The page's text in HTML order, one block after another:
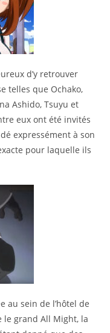
d’y retrouver
telles que Ochako,
Ashido, Tsuyu et
eux ont été invités
expressément à son
pour laquelle ils
au sein de l’hôtel de
le grand All Might, la